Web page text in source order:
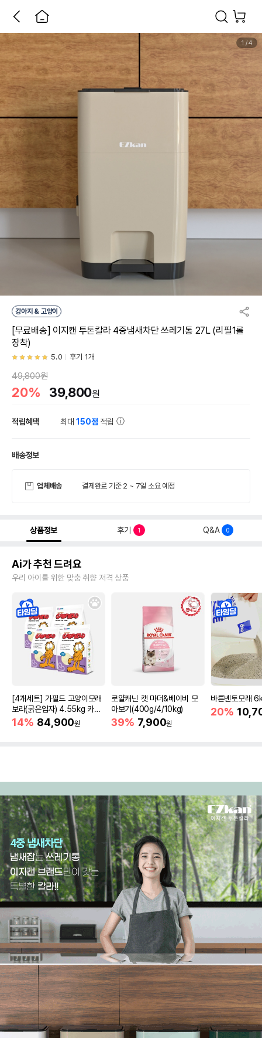
1 /4
강아지 & 고양이
[무료배송] 이지캔 투톤칼라 4중냄새차단 쓰레기통 27L (리필1롤
장착)
5.0 후기 1개
49,800원
20% 39,800원
적립혜택 최대150점 적립
배송정보
업체배송 결제완료 기준 2 ~ 7일 소요 예정
상품정보 후기 1 Q&A 0
Ai가 추천 드려요
우리 아이를 위한 맞춤 취향 저격 상품
[4개세트] 가필드 고양이모래
보라(굵은입자) 4.55kg 카사
바모래
14% 84,900원
로얄캐닌 캣 마더&베이비 모
아보기(400g/4/10kg)
39% 7,900원
바른벤토모래
20%